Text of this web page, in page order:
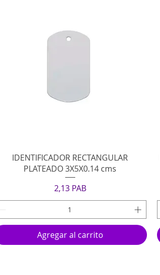
Vista rápida
IDENTIFICADOR RECTANGULAR
PLATEADO 3X5X0.14 cms
Precio
2,13 PAB
Agregar al carrito